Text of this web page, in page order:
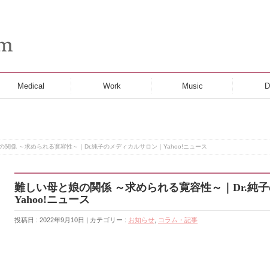
Medical Work Music
関係 ～求められる寛容性～｜Dr.純子のメディカルサロン｜Yahoo!ニュース
難しい母と娘の関係 ～求められる寛容性～｜Dr.純子
Yahoo!ニュース
投稿日 : 2022年9月10日 | カテゴリー : お知らせ コラム・記事